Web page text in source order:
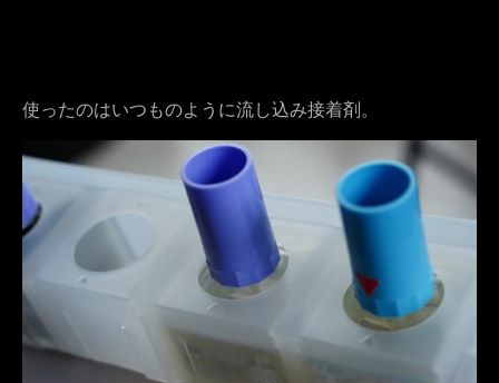
使ったのはいつものように流し込み接着剤。